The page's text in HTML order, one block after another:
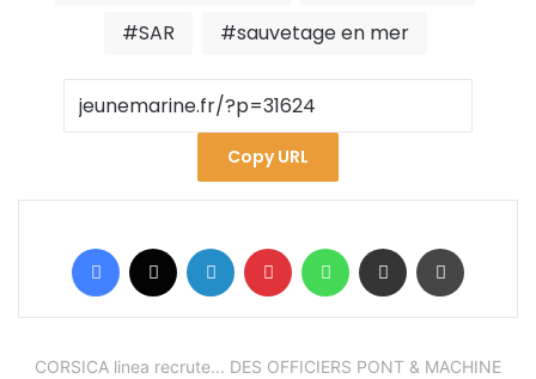
SAR
sauvetage en mer
Copy URL
Facebook Linkedin Pinterest WhatsAppPartager par email
CORSICA linea recrute... DES OFFICIERS PONT & MACHINE